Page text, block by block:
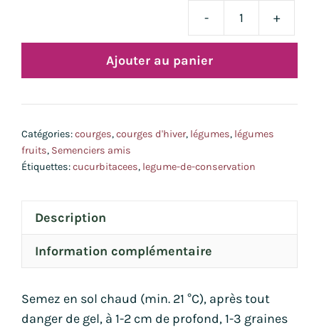
-
de
+
Ajouter au panier
Catégories:courges,courges d'hiver, légumes, légumes
fruits, Semenciers amis
Étiquettes:cucurbitacees, legume-de-conservation
Description
Information complémentaire
Semez en sol chaud (min. 21 °C), après tout
danger de gel, à 1-2 cm de profond, 1-3 graines